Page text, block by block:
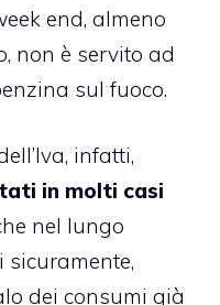
end, almeno
non è servito ad
sul fuoco.
, infatti,
in molti casi
nel lungo
sicuramente,
dei consumi già